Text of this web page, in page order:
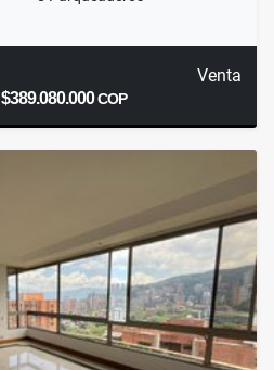
Venta
$389.080.000COP